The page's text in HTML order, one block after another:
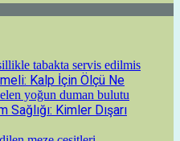
Kalp İçin Ölçü Ne
Sağlığı: Kimler Dışarı